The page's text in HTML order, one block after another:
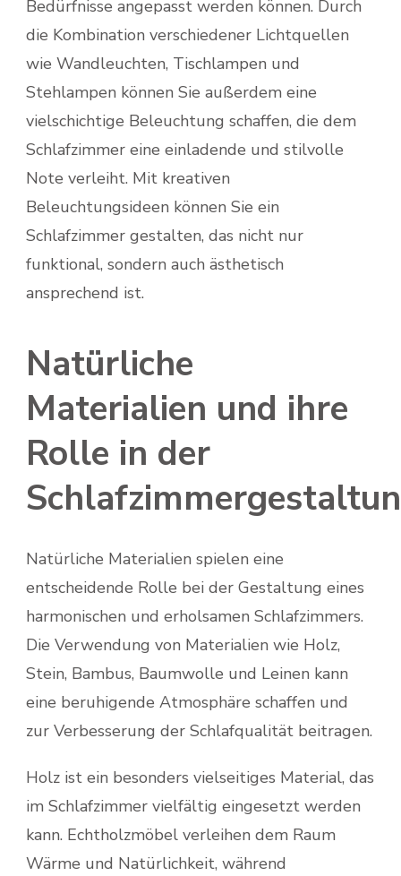
Bedürfnisse angepasst werden können. Durch
die Kombination verschiedener Lichtquellen
wie Wandleuchten, Tischlampen und
Stehlampen können Sie außerdem eine
vielschichtige Beleuchtung schaffen, die dem
Schlafzimmer eine einladende und stilvolle
Note verleiht. Mit kreativen
Beleuchtungsideen können Sie ein
Schlafzimmer gestalten, das nicht nur
funktional, sondern auch ästhetisch
ansprechend ist.
Natürliche
Materialien und ihre
Rolle in der
Natürliche Materialien spielen eine
entscheidende Rolle bei der Gestaltung eines
harmonischen und erholsamen Schlafzimmers.
Die Verwendung von Materialien wie Holz,
Stein, Bambus, Baumwolle und Leinen kann
eine beruhigende Atmosphäre schaffen und
zur Verbesserung der Schlafqualität beitragen.
Holz ist ein besonders vielseitiges Material, das
im Schlafzimmer vielfältig eingesetzt werden
kann. Echtholzmöbel verleihen dem Raum
Wärme und Natürlichkeit, während